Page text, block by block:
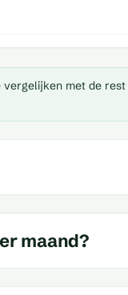
vergelijken met de
maand?